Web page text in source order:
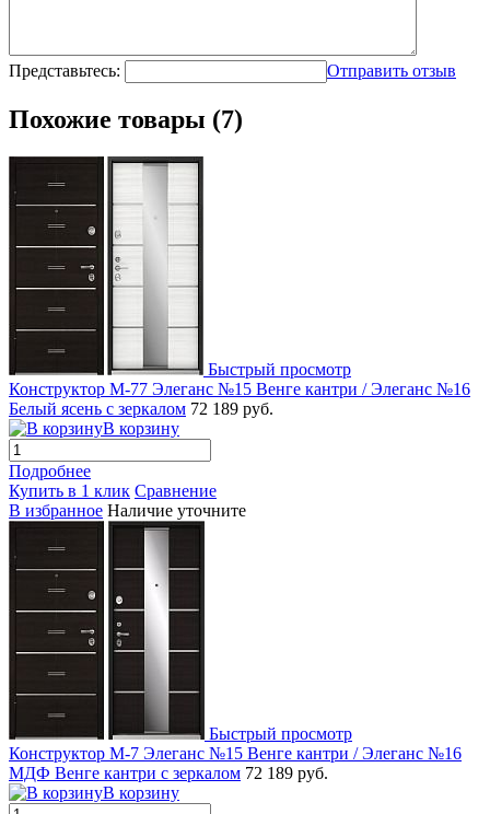
Представьтесь: Отправить отзыв
Похожие товары (7)
Быстрый просмотр
Конструктор М-77 Элеганс №15 Венге кантри / Элеганс №16
Белый ясень с зеркалом 72 189 руб.
В корзину
Подробнее
Купить в 1 клик Сравнение
В избранное Наличие уточните
Быстрый просмотр
Конструктор М-7 Элеганс №15 Венге кантри / Элеганс №16
МДФ Венге кантри с зеркалом 72 189 руб.
В корзину